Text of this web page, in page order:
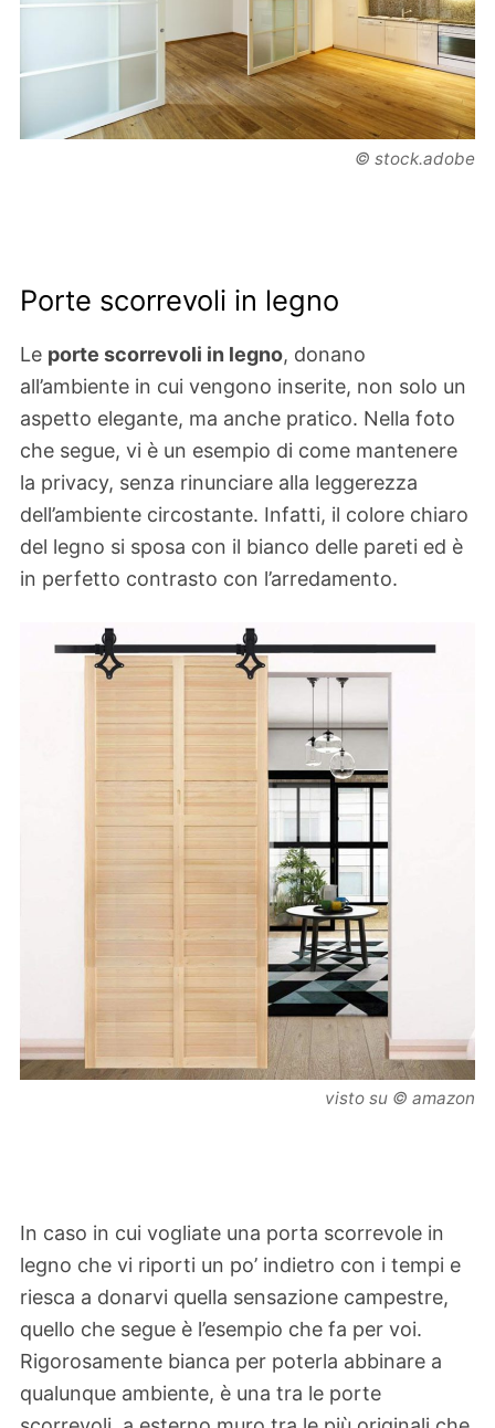
© stock.adobe
Porte scorrevoli in legno
Le porte scorrevoli in legno, donano
all’ambiente in cui vengono inserite, non solo un
aspetto elegante, ma anche pratico. Nella foto
che segue, vi è un esempio di come mantenere
la privacy, senza rinunciare alla leggerezza
dell’ambiente circostante. Infatti, il colore chiaro
del legno si sposa con il bianco delle pareti ed è
in perfetto contrasto con l’arredamento.
visto su © amazon
In caso in cui vogliate una porta scorrevole in
legno che vi riporti un po’ indietro con i tempi e
riesca a donarvi quella sensazione campestre,
quello che segue è l’esempio che fa per voi.
Rigorosamente bianca per poterla abbinare a
qualunque ambiente, è una tra le porte